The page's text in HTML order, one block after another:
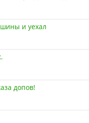
и уехал
допов!